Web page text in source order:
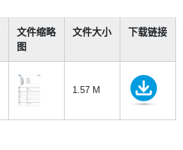
文件缩略
图
文件大小 下载链接
1.57 M